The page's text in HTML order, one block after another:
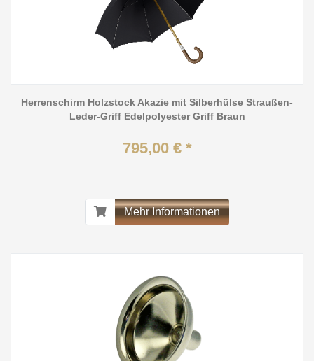
Herrenschirm Holzstock Akazie mit Silberhülse Straußen-
Leder-Griff Edelpolyester Griff Braun
795,00 € *
Mehr Informationen